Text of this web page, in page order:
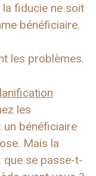
fiducie ne soit
bénéficiaire.
les problèmes.
les
un bénéficiaire
Mais la
que se passe-t-